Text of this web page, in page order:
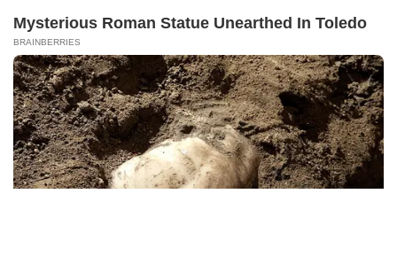
Kabarbaru.co menyajikan berita aktual dan
serta terverifikasi dari sumber yang tepat.
Follow Kabarbaru